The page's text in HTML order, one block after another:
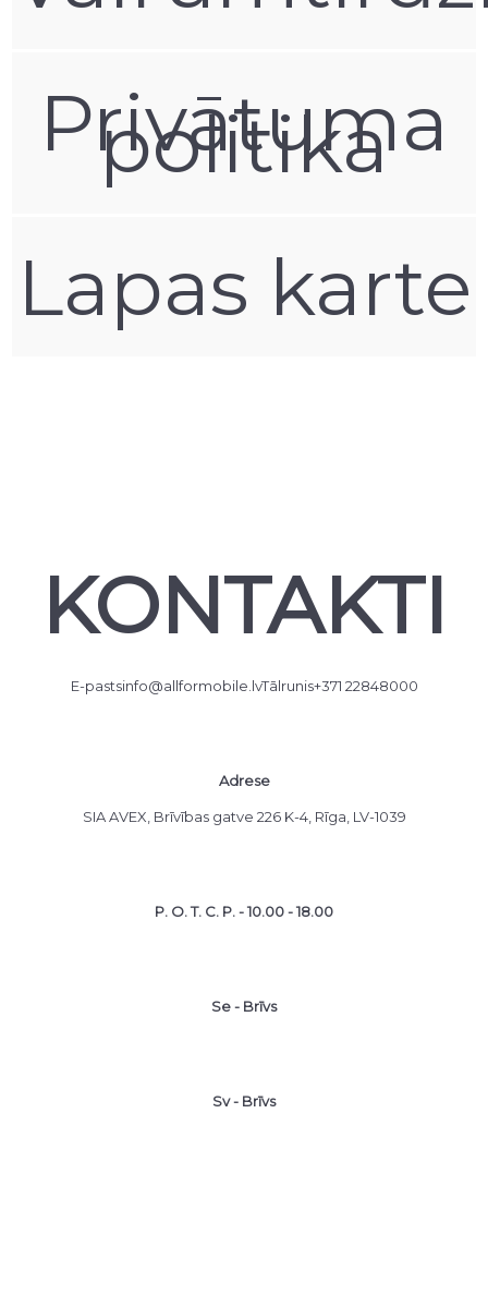
Privātuma
politika
Lapas karte
KONTAKTI
E-pastsinfo@allformobile.lvTālrunis+371 22848000
Adrese
SIA AVEX, Brīvības gatve 226 K-4, Rīga, LV-1039
P. O. T. C. P. - 10.00 - 18.00
Se - Brīvs
Sv - Brīvs